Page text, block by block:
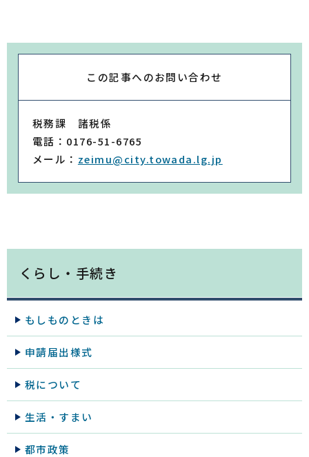
この記事へのお問い合わせ
税務課 諸税係
電話：0176-51-6765
メール： zeimu@city.towada.lg.jp
くらし・手続き
もしものときは
申請届出様式
税について
生活・すまい
都市政策